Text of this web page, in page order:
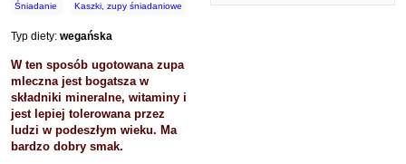
Śniadanie Kaszki, zupy śniadaniowe
Typ diety: wegańska
W ten sposób ugotowana zupa
mleczna jest bogatsza w
składniki mineralne, witaminy i
jest lepiej tolerowana przez
ludzi w podeszłym wieku. Ma
bardzo dobry smak.